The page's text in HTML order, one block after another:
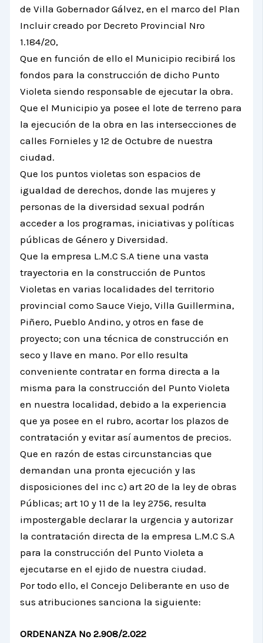
de Villa Gobernador Gálvez, en el marco del Plan
Incluir creado por Decreto Provincial Nro
1.184/20,
Que en función de ello el Municipio recibirá los
fondos para la construcción de dicho Punto
Violeta siendo responsable de ejecutar la obra.
Que el Municipio ya posee el lote de terreno para
la ejecución de la obra en las intersecciones de
calles Fornieles y 12 de Octubre de nuestra
ciudad.
Que los puntos violetas son espacios de
igualdad de derechos, donde las mujeres y
personas de la diversidad sexual podrán
acceder a los programas, iniciativas y políticas
públicas de Género y Diversidad.
Que la empresa L.M.C S.A tiene una vasta
trayectoria en la construcción de Puntos
Violetas en varias localidades del territorio
provincial como Sauce Viejo, Villa Guillermina,
Piñero, Pueblo Andino, y otros en fase de
proyecto; con una técnica de construcción en
seco y llave en mano. Por ello resulta
conveniente contratar en forma directa a la
misma para la construcción del Punto Violeta
en nuestra localidad, debido a la experiencia
que ya posee en el rubro, acortar los plazos de
contratación y evitar así aumentos de precios.
Que en razón de estas circunstancias que
demandan una pronta ejecución y las
disposiciones del inc c) art 20 de la ley de obras
Públicas; art 10 y 11 de la ley 2756, resulta
impostergable declarar la urgencia y autorizar
la contratación directa de la empresa L.M.C S.A
para la construcción del Punto Violeta a
ejecutarse en el ejido de nuestra ciudad.
Por todo ello, el Concejo Deliberante en uso de
sus atribuciones sanciona la siguiente:
ORDENANZA Nº 2.908/2.022